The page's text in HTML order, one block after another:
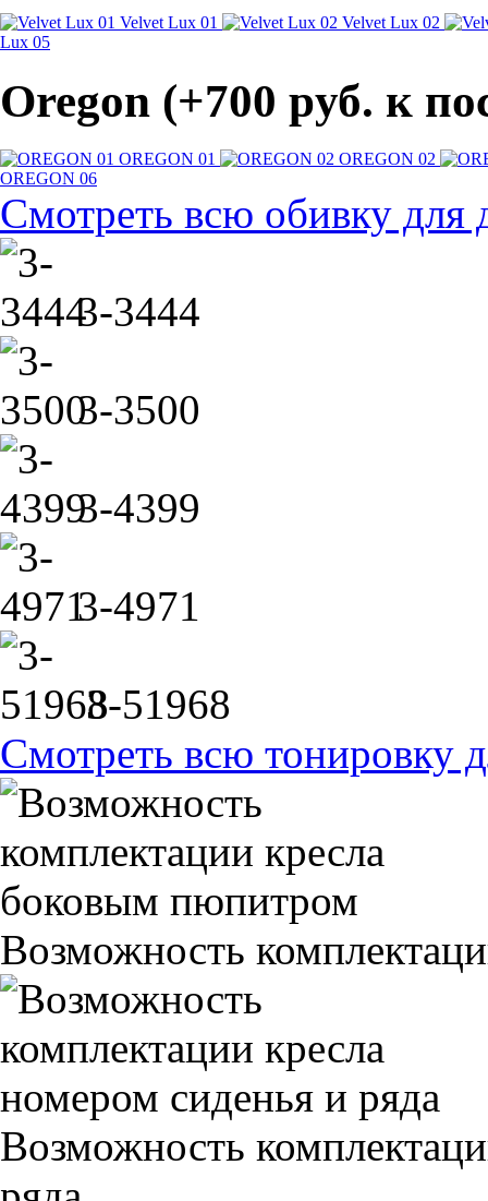
Velvet Lux 01
Velvet Lux 02
Lux 05
Oregon (+700 pуб. к
OREGON 01
OREGON 02
OREGON 06
Смотреть всю обивку для
3-3444
3-3500
3-4399
3-4971
3-51968
Смотреть всю тонировку
Возможность
Возможность